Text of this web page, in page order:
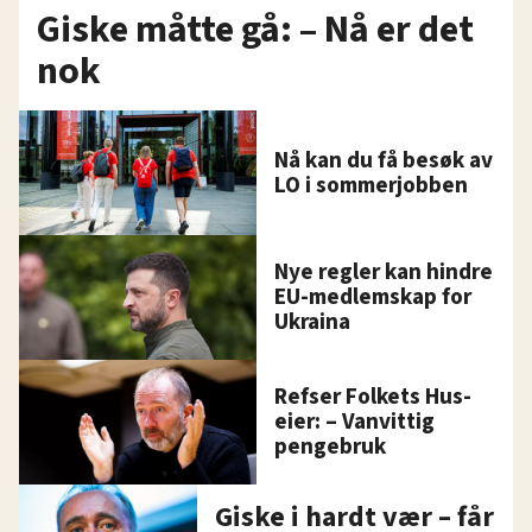
Giske måtte gå: – Nå er det
nok
Nå kan du få besøk av
LO i sommerjobben
Nye regler kan hindre
EU-medlemskap for
Ukraina
Refser Folkets Hus-
eier: – Vanvittig
pengebruk
Giske i hardt vær – får